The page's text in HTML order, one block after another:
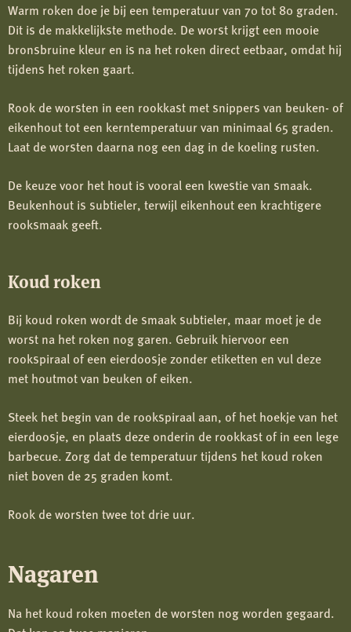
Warm roken doe je bij een temperatuur van 70 tot 80 graden.
Dit is de makkelijkste methode. De worst krijgt een mooie
bronsbruine kleur en is na het roken direct eetbaar, omdat hij
tijdens het roken gaart.
Rook de worsten in een rookkast met snippers van beuken- of
eikenhout tot een kerntemperatuur van minimaal 65 graden.
Laat de worsten daarna nog een dag in de koeling rusten.
De keuze voor het hout is vooral een kwestie van smaak.
Beukenhout is subtieler, terwijl eikenhout een krachtigere
rooksmaak geeft.
Koud roken
Bij koud roken wordt de smaak subtieler, maar moet je de
worst na het roken nog garen. Gebruik hiervoor een
rookspiraal of een eierdoosje zonder etiketten en vul deze
met houtmot van beuken of eiken.
Steek het begin van de rookspiraal aan, of het hoekje van het
eierdoosje, en plaats deze onderin de rookkast of in een lege
barbecue. Zorg dat de temperatuur tijdens het koud roken
niet boven de 25 graden komt.
Rook de worsten twee tot drie uur.
Nagaren
Na het koud roken moeten de worsten nog worden gegaard.